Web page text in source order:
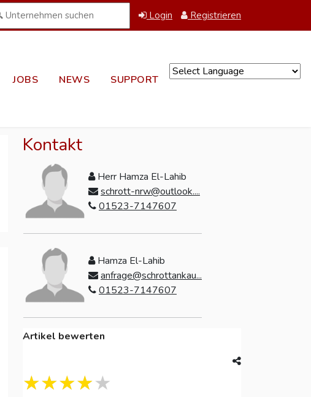
Login Registrieren
JOBS NEWS SUPPORT
Kontakt
Herr Hamza El-Lahib
schrott-nrw@outlook....
01523-7147607
Hamza El-Lahib
anfrage@schrottankau...
01523-7147607
Artikel bewerten